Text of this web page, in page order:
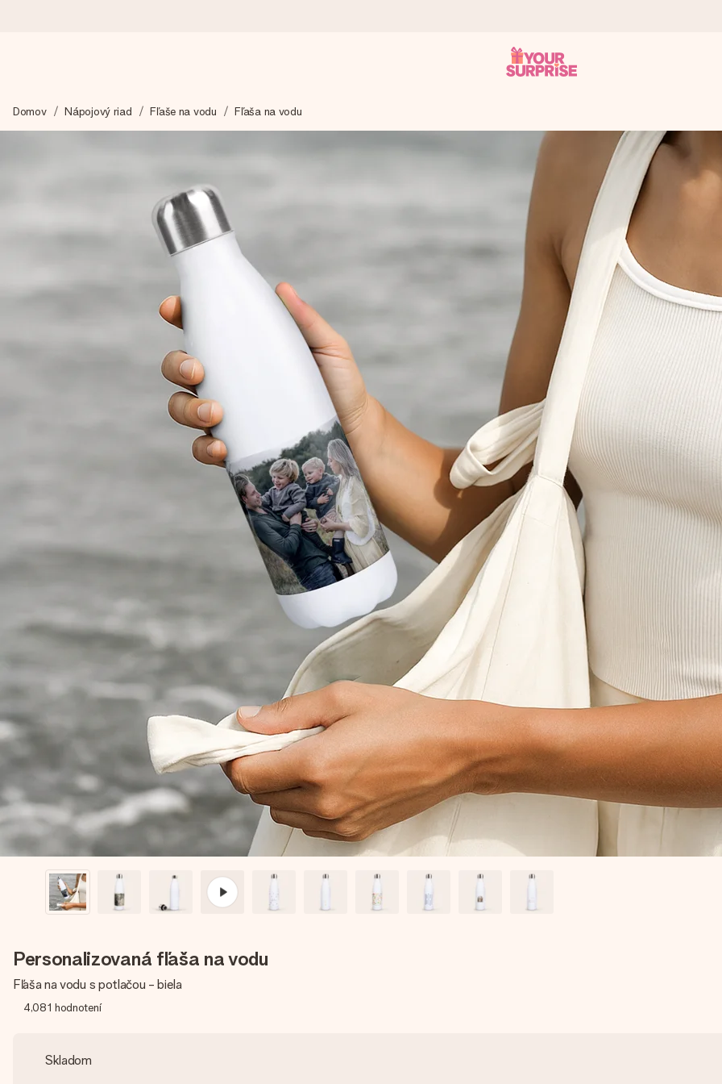
Váš darček starostlivo vyrobíme a bleskovo odošleme – aby ste ho mohli darovať presne v ten správny okamih, keď na tom
4,7 (na základe +15 000 recenzií)
Naše darčeky inšpirujú. Zákazníci nás na Google Reviews hodnotia známkou 4,7.
Kartička s venovaním zdarma
Vytvorte niečo výnimočné v pár jednoduchých krokoch – s jej menom, vašou fotografiou alebo odkazom, ktorý naozaj zahreje
Domov Nápojový riad Fľaše na vodu Fľaša na vodu
Personalizovaná fľaša na vodu
Fľaša na vodu s potlačou - biela
4,081 hodnotení
Skladom